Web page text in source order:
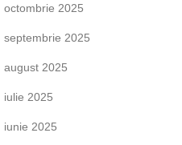
octombrie 2025
septembrie 2025
august 2025
iulie 2025
iunie 2025